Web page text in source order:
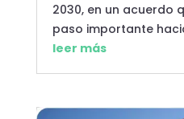
2030, en un acuerdo
paso importante
leer más